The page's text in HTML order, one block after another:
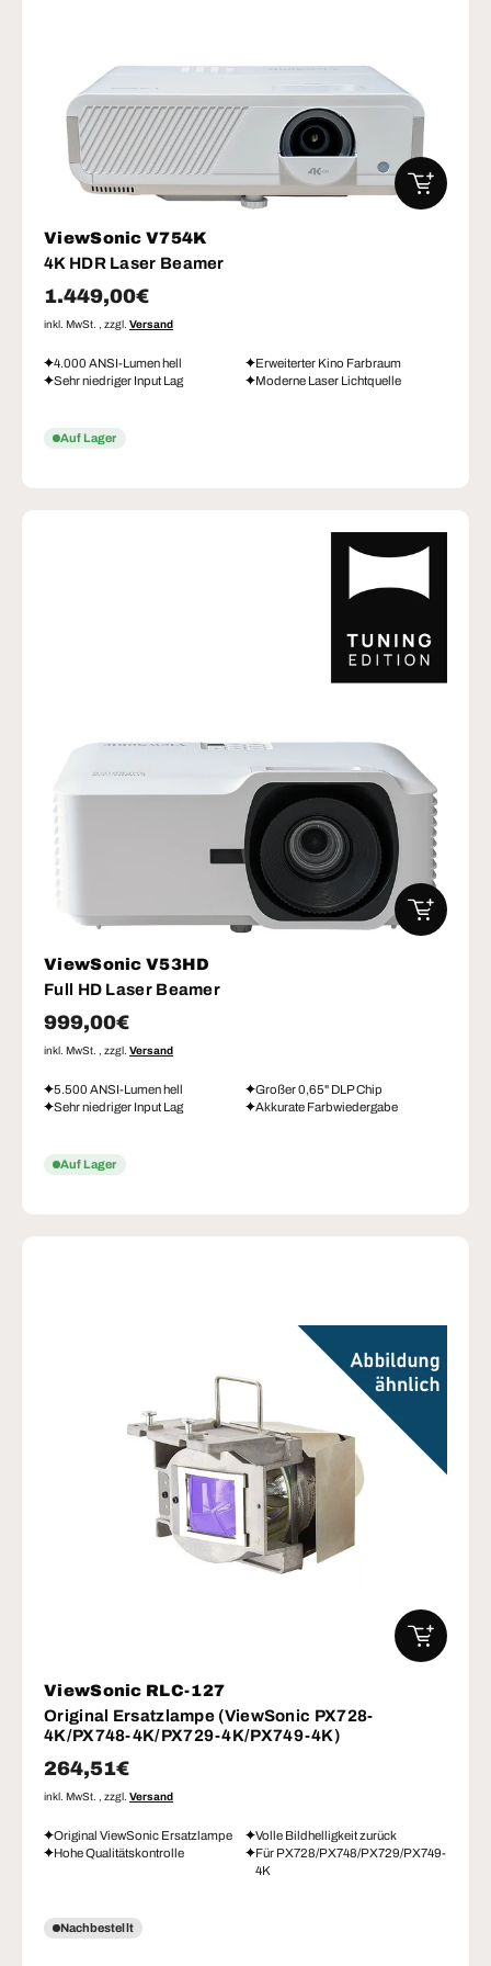
ViewSonic V754K
4K HDR Laser Beamer
Normaler Preis
1.449,00€
inkl. MwSt. , zzgl. Versand
4.000 ANSI-Lumen hell
Erweiterter Kino Farbraum
Sehr niedriger Input Lag
Moderne Laser Lichtquelle
Auf Lager
IN DEN
ViewSonic V53HD
Full HD Laser Beamer
Normaler Preis
999,00€
inkl. MwSt. , zzgl. Versand
5.500 ANSI-Lumen hell
Großer 0,65" DLP Chip
Sehr niedriger Input Lag
Akkurate Farbwiedergabe
Auf Lager
IN DEN
ViewSonic RLC-127
Original Ersatzlampe (ViewSonic PX728-
4K/PX748-4K/PX729-4K/PX749-4K)
Normaler Preis
264,51€
inkl. MwSt. , zzgl. Versand
Original ViewSonic Ersatzlampe
Volle Bildhelligkeit zurück
Hohe Qualitätskontrolle
Für PX728/PX748/PX729/PX749-
4K
Nachbestellt
IN DEN